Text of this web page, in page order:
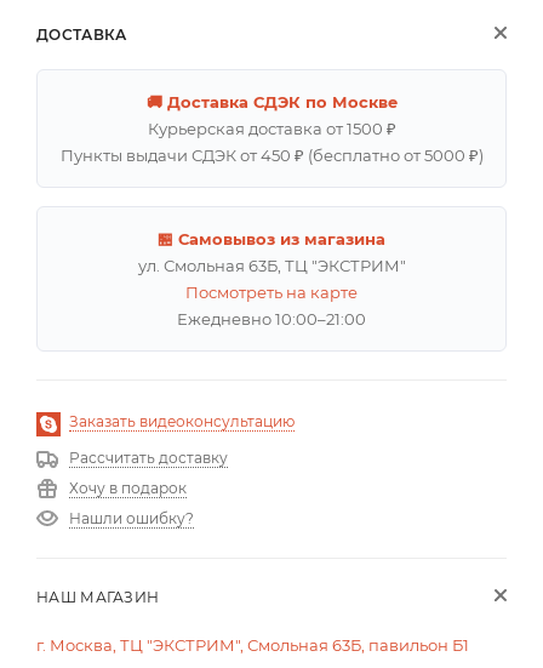
ДОСТАВКА
🚚 Доставка СДЭК по Москве
Курьерская доставка от 1500 ₽
Пункты выдачи СДЭК от 450 ₽ (бесплатно от 5000 ₽)
🏪 Самовывоз из магазина
ул. Смольная 63Б, ТЦ "ЭКСТРИМ"
Посмотреть на карте
Ежедневно 10:00–21:00
Заказать видеоконсультацию
Рассчитать доставку
Хочу в подарок
Нашли ошибку?
НАШ МАГАЗИН
г. Москва, ТЦ "ЭКСТРИМ", Смольная 63Б, павильон Б1